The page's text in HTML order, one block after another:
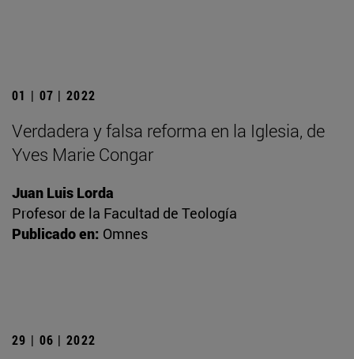
01 | 07 | 2022
Verdadera y falsa reforma en la Iglesia, de
Yves Marie Congar
Juan Luis Lorda
Profesor de la Facultad de Teología
Publicado en: Omnes
29 | 06 | 2022